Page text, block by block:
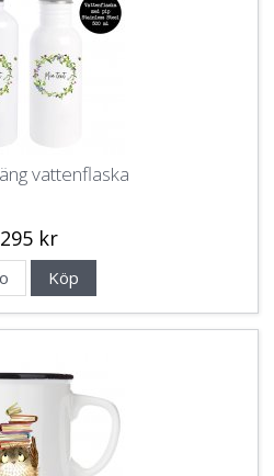
vattenflaska
295 kr
Köp